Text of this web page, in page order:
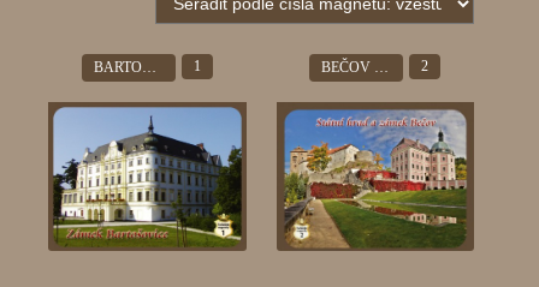
BARTOŠOVICE 1 2